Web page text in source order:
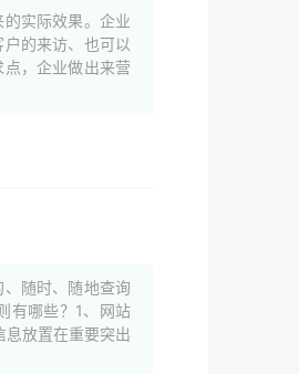
实际效果。企业
的来访、也可以
，企业做出来营
随时、随地查询
有哪些？1、网站
放置在重要突出